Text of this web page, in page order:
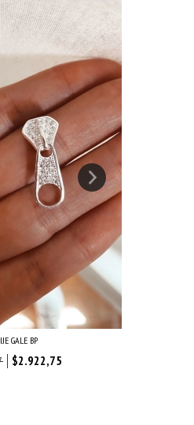
GALE BP
$2.922,75